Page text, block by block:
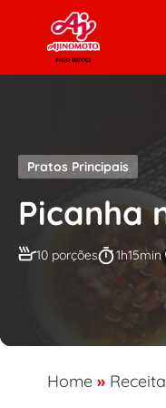
Skip to content
Pratos Principais
Picanha
10 porções 1h15min
Home »